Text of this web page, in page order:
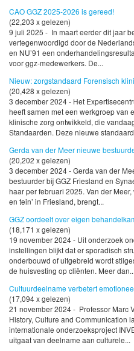
CAO GGZ 2025-2026 is gereed!
(22,203 x gelezen)
9 juli 2025 - In maart eerder dit jaar
vertegenwoordigd door de
en NU’91 een
voor ggz-medewerkers. De...
Nieuw: zorgstandaard Forensisch
(20,428 x gelezen)
3 december 2024 - Het
heeft samen met een werkgroep van
klinische zorg ontwikkeld, die
Standaarden. Deze nieuwe
Gerda van der Meer nieuwe
(20,202 x gelezen)
3 december 2024 - Gerda van der
bestuurder bij GGZ Friesland en
haar per februari 2025. Van der
en tein’ in Friesland, brengt...
GGZ oordeelt over eigen
(18,171 x gelezen)
19 november 2024 - Uit onderzoek
instellingen blijkt dat er sporadisch
onderbouwd of uitgebreid wordt
de huisvesting op cliënten. Meer dan...
Cultuurdeelname verbetert
(17,094 x gelezen)
21 november 2024 - Professor Marc
History, Culture and Communication
internationale onderzoeksproject
uitgaat van deelname aan culturele...